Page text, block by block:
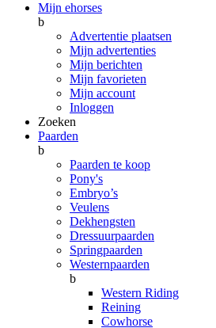
Mijn ehorses
b
Advertentie plaatsen
Mijn advertenties
Mijn berichten
Mijn favorieten
Mijn account
Inloggen
Zoeken
Paarden
b
Paarden te koop
Pony's
Embryo’s
Veulens
Dekhengsten
Dressuurpaarden
Springpaarden
Westernpaarden
b
Western Riding
Reining
Cowhorse